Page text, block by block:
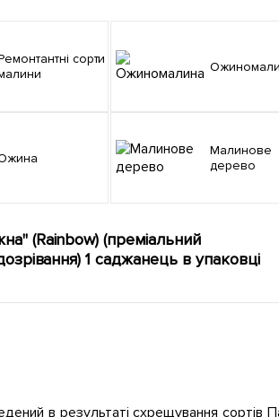
сорти
Ожина
Малинове
дерево
(Rainbow) (преміальний
1 саджанець в упаковці
в результаті схрещування сортів